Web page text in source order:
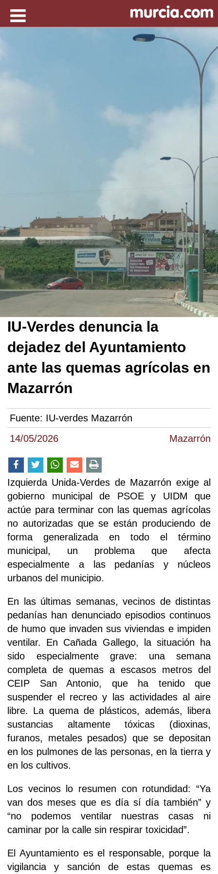
14/05/2026 Mazarrón
IU-Verdes denuncia la
dejadez del Ayuntamiento
ante las quemas agrícolas en
Mazarrón
Fuente: IU-verdes Mazarrón
Izquierda Unida-Verdes de Mazarrón exige al
gobierno municipal de PSOE y UIDM que
actúe para terminar con las quemas agrícolas
no autorizadas que se están produciendo de
forma generalizada en todo el término
municipal, un problema que afecta
especialmente a las pedanías y núcleos
urbanos del municipio.
En las últimas semanas, vecinos de distintas
pedanías han denunciado episodios continuos
de humo que invaden sus viviendas e impiden
ventilar. En Cañada Gallego, la situación ha
sido especialmente grave: una semana
completa de quemas a escasos metros del
CEIP San Antonio, que ha tenido que
suspender el recreo y las actividades al aire
libre. La quema de plásticos, además, libera
sustancias altamente tóxicas (dioxinas,
furanos, metales pesados) que se depositan
en los pulmones de las personas, en la tierra y
en los cultivos.
Los vecinos lo resumen con rotundidad: “Ya
van dos meses que es día sí día también” y
“no podemos ventilar nuestras casas ni
caminar por la calle sin respirar toxicidad”.
El Ayuntamiento es el responsable, porque la
vigilancia y sanción de estas quemas es